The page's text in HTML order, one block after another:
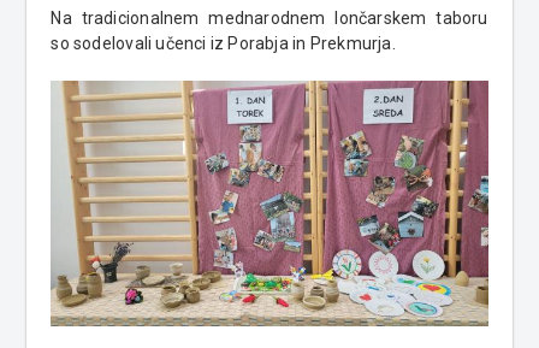
Na tradicionalnem mednarodnem lončarskem taboru
so sodelovali učenci iz Porabja in Prekmurja.